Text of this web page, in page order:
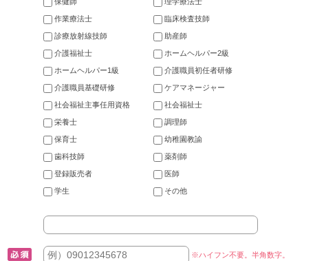
作業療法士 臨床検査技師
診療放射線技師 助産師
介護福祉士 ホームヘルパー2級
ホームヘルパー1級 介護職員初任者研修
介護職員基礎研修 ケアマネージャー
社会福祉主事任用資格 社会福祉士
栄養士 調理師
保育士 幼稚園教諭
歯科技師 薬剤師
登録販売者 医師
学生 その他
※ハイフン不要。半角数字。